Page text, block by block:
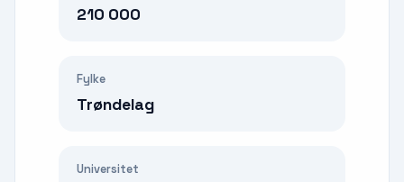
210 000
Fylke
Trøndelag
Universitet